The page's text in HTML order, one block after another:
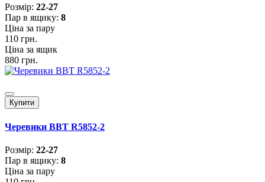
Розмiр: 22-27
Пар в ящику: 8
Ціна за пару
110 грн.
Ціна за ящик
880 грн.
Купити
Черевики BBT R5852-2
Розмiр: 22-27
Пар в ящику: 8
Ціна за пару